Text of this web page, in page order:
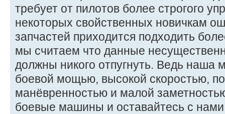
требует от пилотов более строгого
некоторых свойственных новичкам
запчастей приходится подходить
мы считаем что данные
должны никого отпугнуть. Ведь
боевой мощью, высокой скоростью,
манёвренностью и малой
боевые машины и оставайтесь с